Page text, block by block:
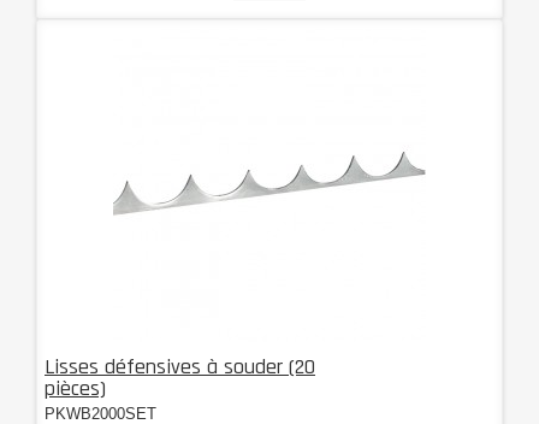
Lisses défensives à souder (20
pièces)
PKWB2000SET